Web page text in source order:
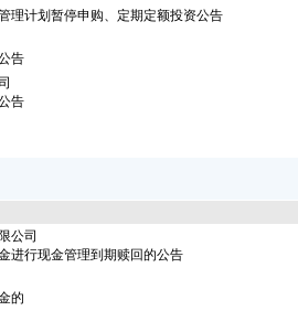
理计划暂停申购、定期定额投资公告
告
告
公司
进行现金管理到期赎回的公告
的